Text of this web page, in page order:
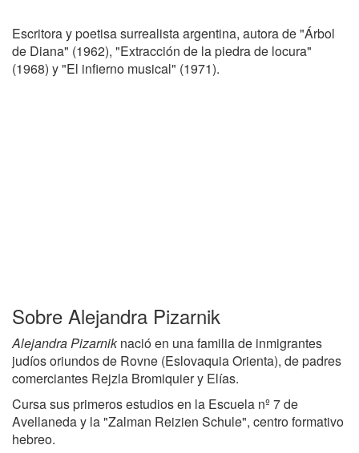
Escritora y poetisa surrealista argentina, autora de "Árbol
de Diana" (1962), "Extracción de la piedra de locura"
(1968) y "El infierno musical" (1971).
Sobre Alejandra Pizarnik
Alejandra Pizarniknació en una familia de inmigrantes
judíos oriundos de Rovne (Eslovaquia Orienta), de padres
comerciantes Rejzla Bromiquier y Elías.
Cursa sus primeros estudios en la Escuela nº 7 de
Avellaneda y la "Zalman Reizien Schule", centro formativo
hebreo.